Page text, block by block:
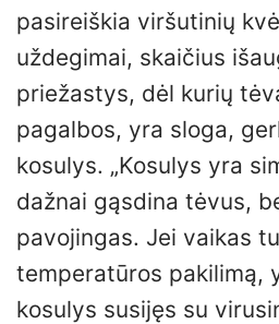
pasireiškia viršutinių
uždegimai, skaičius
priežastys, dėl kurių
pagalbos, yra sloga,
kosulys. „Kosulys yra
dažnai gąsdina tėvus,
pavojingas. Jei vaikas
temperatūros pakilimą,
kosulys susijęs su